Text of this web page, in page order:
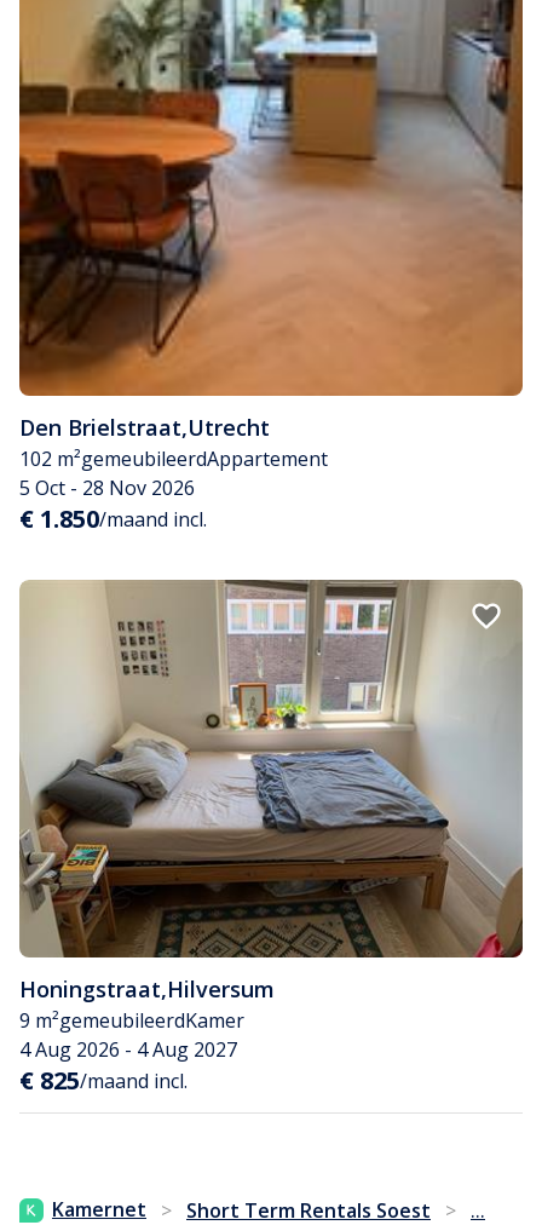
Den Brielstraat,Utrecht
102 m²gemeubileerdAppartement
5 Oct - 28 Nov 2026
€ 1.850/maand incl.
Honingstraat,Hilversum
9 m²gemeubileerdKamer
4 Aug 2026 - 4 Aug 2027
€ 825/maand incl.
Kamernet > Short Term Rentals Soest > ...